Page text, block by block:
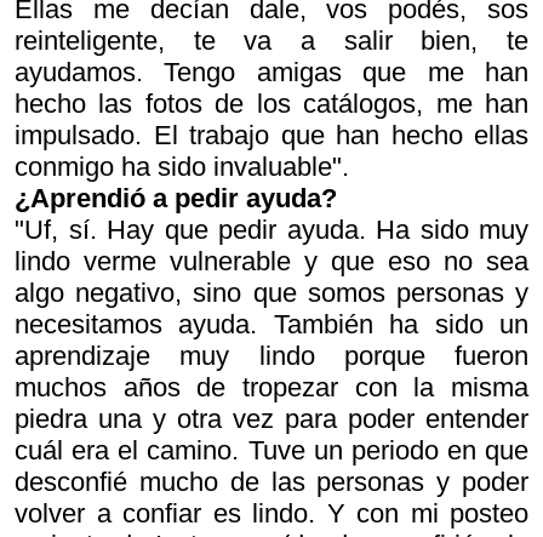
Ellas me decían dale, vos podés, sos
reinteligente, te va a salir bien, te
ayudamos. Tengo amigas que me han
hecho las fotos de los catálogos, me han
impulsado. El trabajo que han hecho ellas
conmigo ha sido invaluable".
¿Aprendió a pedir ayuda?
"Uf, sí. Hay que pedir ayuda. Ha sido muy
lindo verme vulnerable y que eso no sea
algo negativo, sino que somos personas y
necesitamos ayuda. También ha sido un
aprendizaje muy lindo porque fueron
muchos años de tropezar con la misma
piedra una y otra vez para poder entender
cuál era el camino. Tuve un periodo en que
desconfié mucho de las personas y poder
volver a confiar es lindo. Y con mi posteo